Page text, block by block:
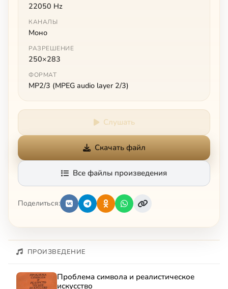
22050 Hz
КАНАЛЫ
Моно
РАЗРЕШЕНИЕ
250×283
ФОРМАТ
MP2/3 (MPEG audio layer 2/3)
Слушать
Скачать файл
Все файлы произведения
Поделиться:
ПРОИЗВЕДЕНИЕ
Проблема символа и реалистическое
искусство